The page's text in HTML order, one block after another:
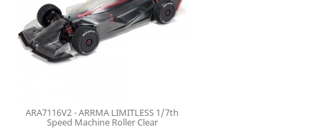
ARA7116V2 - ARRMA LIMITLESS 1/7th
Speed Machine Roller Clear